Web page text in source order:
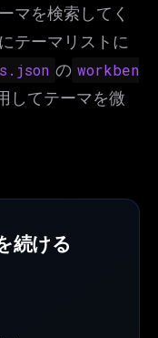
マを検索してく
テーマリストに
の workben
してテーマを微
続ける